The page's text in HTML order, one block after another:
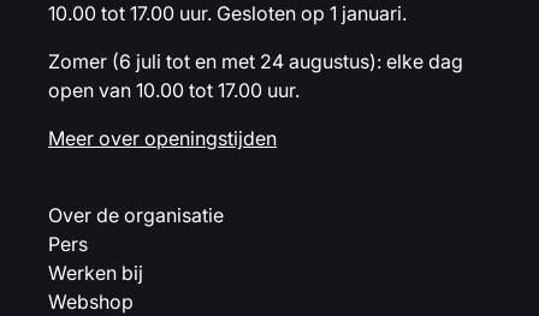
10.00 tot 17.00 uur. Gesloten op 1 januari.
Zomer (6 juli tot en met 24 augustus): elke dag
open van 10.00 tot 17.00 uur.
Meer over openingstijden
Over de organisatie
Pers
Werken bij
Webshop